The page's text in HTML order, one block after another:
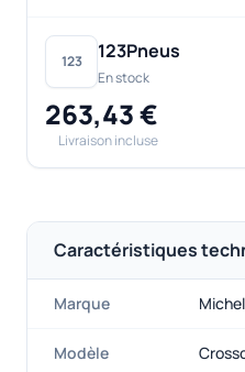
123 123Pneus
En stock
263,43 €
Livraison incluse
Caractéristiques
Marque
Modèle